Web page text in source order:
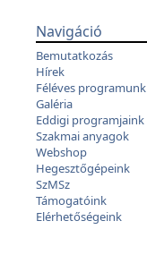
Navigáció
Bemutatkozás
Hírek
Féléves programunk
Galéria
Eddigi programjaink
Szakmai anyagok
Webshop
Hegesztőgépeink
SzMSz
Támogatóink
Elérhetőségeink